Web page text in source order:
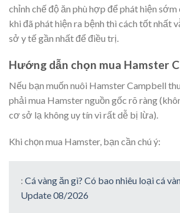
chỉnh chế độ ăn phù hợp để phát hiện
khi đã phát hiện ra bệnh thì cách tốt nhất
sở y tế gần nhất để điều trị.
Hướng dẫn chọn mua Hamster
Nếu bạn muốn nuôi Hamster Campbell
phải mua Hamster nguồn gốc rõ ràng
cơ sở lạ không uy tín vì rất dễ bị lừa).
Khi chọn mua Hamster, bạn cần chú ý:
: Cá vàng ăn gì? Có bao nhiêu loại cá
Update 08/2026